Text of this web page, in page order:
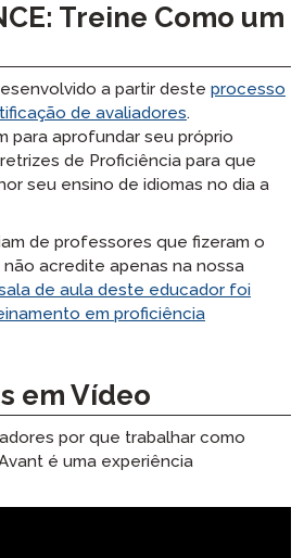
Treine Como um
a partir deste processo
de avaliadores.
para aprofundar seu próprio
de Proficiência para que
seu ensino de idiomas no dia a
de professores que fizeram o
não acredite apenas na nossa
de aula deste educador foi
em proficiência
em Vídeo
por que trabalhar como
é uma experiência